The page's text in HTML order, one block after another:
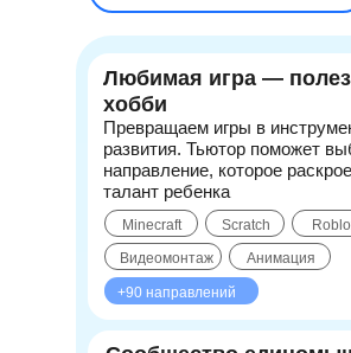
Minecraft
Видеомонтаж
+90 направлений
Scratch
Анимация
Превращаем игры в
развития. Тьютор поможет
направление, которое
талант ребенка
Любимая игра —
хобби